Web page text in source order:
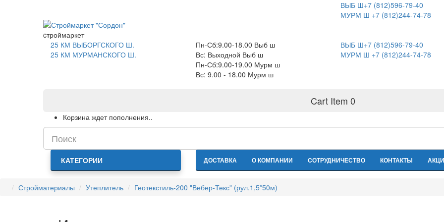
ВЫБ Ш+7 (812)596-79-40
МУРМ Ш +7 (812)244-74-78
cтроймаркет
25 КМ ВЫБОРГСКОГО Ш.
25 КМ МУРМАНСКОГО Ш.
Пн-Сб:9.00-18.00 Выб ш
Вс: Выходной Выб ш
Пн-Сб:9.00-19.00 Мурм ш
Вс: 9.00 - 18.00 Мурм ш
ВЫБ Ш+7 (812)596-79-40
МУРМ Ш +7 (812)244-74-78
Cart Item 0
Корзина ждет пополнения..
ДОСТАВКА О КОМПАНИИ CОТРУДНИЧЕСТВО КОНТАКТЫ
КАТЕГОРИИ
Стройматериалы Утеплитель Геотекстиль-200 "Вебер-Текс" (рул.1,5*50м)